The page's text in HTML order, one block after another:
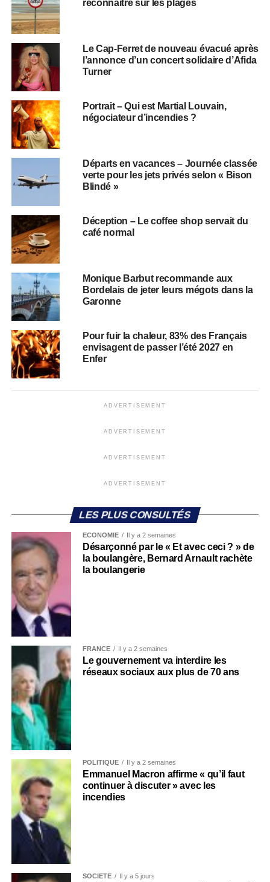
reconnaître sur les plages
Le Cap-Ferret de nouveau évacué après
l’annonce d’un concert solidaire d’Afida
Turner
Portrait – Qui est Martial Louvain,
négociateur d’incendies ?
Départs en vacances – Journée classée
verte pour les jets privés selon « Bison
Blindé »
Déception – Le coffee shop servait du
café normal
Monique Barbut recommande aux
Bordelais de jeter leurs mégots dans la
Garonne
Pour fuir la chaleur, 83% des Français
envisagent de passer l’été 2027 en
Enfer
ADVERTISEMENT
ADVERTISEMENT
ADVERTISEMENT
ADVERTISEMENT
LES PLUS CONSULTÉS
ECONOMIE Il y a 2 semaines
Désarçonné par le « Et avec ceci ? » de
la boulangère, Bernard Arnault rachète
la boulangerie
FRANCE Il y a 2 semaines
Le gouvernement va interdire les
réseaux sociaux aux plus de 70 ans
POLITIQUE Il y a 2 semaines
Emmanuel Macron affirme « qu’il faut
continuer à discuter » avec les
incendies
SOCIÉTÉ Il y a 5 jours